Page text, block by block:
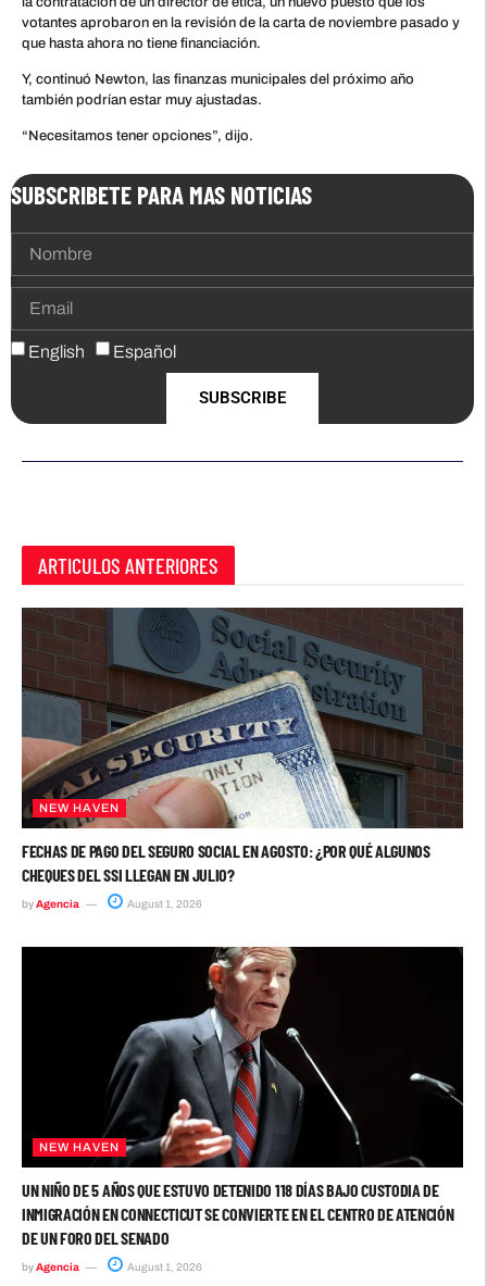
votantes aprobaron en la revisión de la carta de noviembre pasado y
que hasta ahora no tiene financiación.
Y, continuó Newton, las finanzas municipales del próximo año
también podrían estar muy ajustadas.
“Necesitamos tener opciones”, dijo.
SUBSCRIBETE PARA MAS NOTICIAS
English Español
SUBSCRIBE
ARTICULOS ANTERIORES
NEW HAVEN
FECHAS DE PAGO DEL SEGURO SOCIAL EN AGOSTO: ¿POR QUÉ ALGUNOS
CHEQUES DEL SSI LLEGAN EN JULIO?
byAgencia August 1, 2026
NEW HAVEN
UN NIÑO DE 5 AÑOS QUE ESTUVO DETENIDO 118 DÍAS BAJO CUSTODIA DE
INMIGRACIÓN EN CONNECTICUT SE CONVIERTE EN EL CENTRO DE ATENCIÓN
DE UN FORO DEL SENADO
byAgencia August 1, 2026